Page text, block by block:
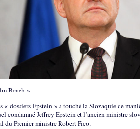
Beach ».
« dossiers Epstein » a touché la Slovaquie de
condamné Jeffrey Epstein et l’ancien ministre
du Premier ministre Robert Fico.